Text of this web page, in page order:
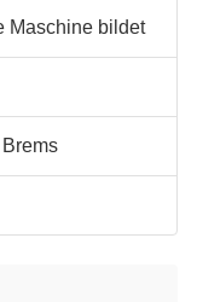
Maschine bildet